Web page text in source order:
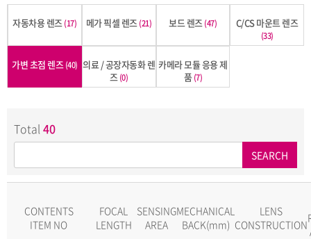
자동차용 렌즈(17) 메가 픽셀 렌즈(21) 보드 렌즈(47) C/CS 마운트 렌즈
(33)
가변 초점 렌즈 (40) 의료 / 공장자동화 렌
즈 (0)
카메라 모듈 응용 제
품 (7)
Total 40
SEARCH
CONTENTS
ITEM NO
FOCAL
LENGTH
SENSING
AREA
MECHANICAL
BACK(mm)
LENS
CONSTRUCTION